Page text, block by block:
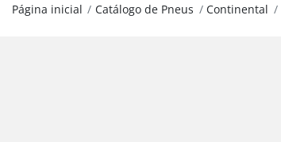
Página inicial Catálogo de Pneus Continental